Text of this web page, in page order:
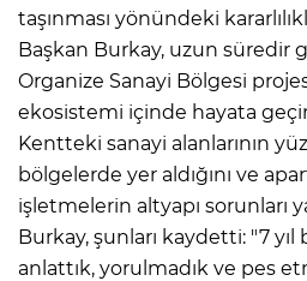
taşınması yönündeki
Başkan Burkay, uzun süredir
Organize Sanayi Bölgesi
ekosistemi içinde hayata
Kentteki sanayi alanlarının
bölgelerde yer aldığını ve
işletmelerin altyapı sorunları
Burkay, şunları kaydetti: "7 yıl
anlattık, yorulmadık ve pes